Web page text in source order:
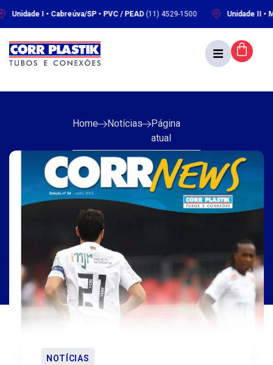
I • Cabreúva/SP • PVC / PEAD(11) 4529-1500 Unidade II •
Home Notícias
Página
atual
NOTÍCIAS